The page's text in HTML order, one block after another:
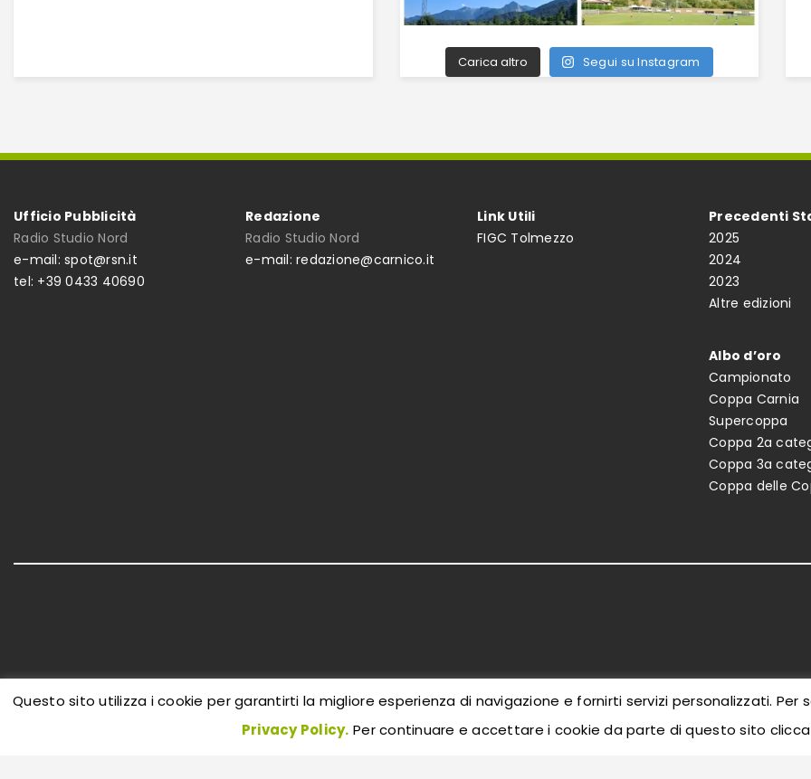
Carica altro Segui su Instagram
Ufficio Pubblicità
Radio Studio Nord
e-mail: spot@rsn.it
tel: +39 0433 40690
Redazione
Radio Studio Nord
e-mail: redazione@carnico.it
Link Utili
FIGC Tolmezzo
Precedenti
2025
2024
2023
Altre edizioni
Albo d’oro
Campionato
Coppa Carnia
Supercoppa
Coppa 2a
Coppa 3a
Coppa delle
Questo sito utilizza i cookie per garantirti la migliore esperienza di navigazione e fornirti servizi personalizzati.
Privacy Policy. Per continuare e accettare i cookie da parte di questo sito